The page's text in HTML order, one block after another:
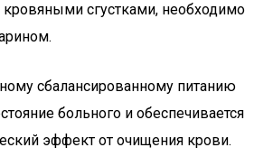
кровяными сгустками, необходимо
сбалансированному питанию
больного и обеспечивается
эффект от очищения крови.